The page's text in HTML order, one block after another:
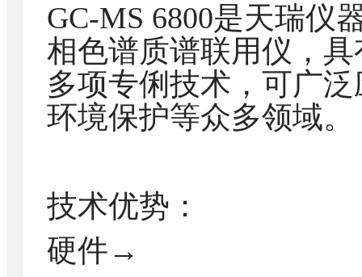
GC-MS 6800是天瑞仪
相色谱质谱联用仪，
多项专俐技术，可广
环境保护等众多领域。
技术优势：
硬件→